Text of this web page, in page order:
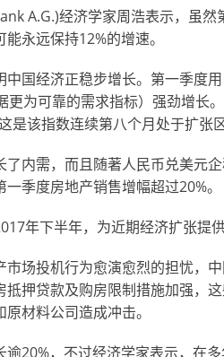
A.G.)经济学家周浩表示，虽然
永远保持12%的增速。
国经济正稳步增长。第一季度
更为可靠的需求指标）强劲增长
是该指数连续第八个月处于扩张区
内需，而且随著人民币兑美元
季度房地产销售增幅超过20%。
年下半年，为近期经济扩张提
市场投机行为愈演愈烈的担忧，
抵押贷款及购房限制措施加强，
材料公司造成冲击。
20%，不过经济学家表示，在